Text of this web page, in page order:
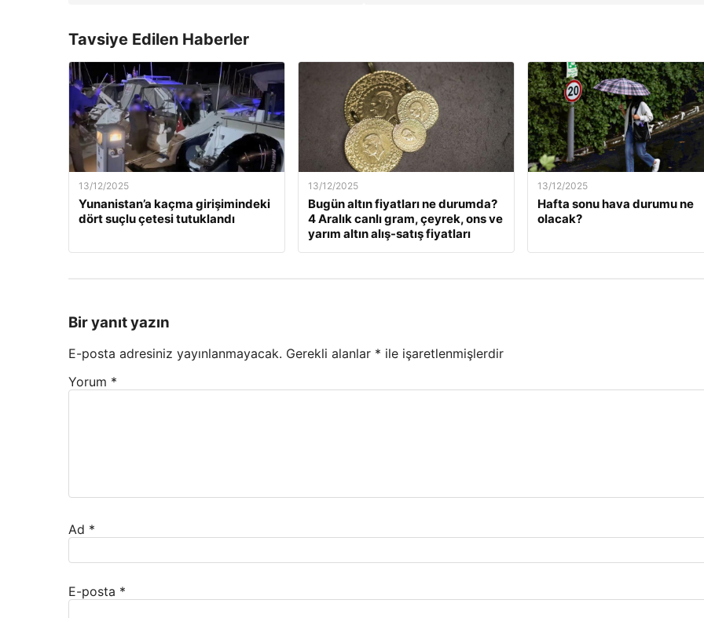
Tavsiye Edilen Haberler
13/12/2025
Yunanistan’a kaçma girişimindeki
dört suçlu çetesi tutuklandı
13/12/2025
Bugün altın fiyatları ne durumda?
4 Aralık canlı gram, çeyrek, ons ve
yarım altın alış-satış fiyatları
13/12/2025
Hafta sonu hava durumu ne
olacak?
Bir yanıt yazın
E-posta adresiniz yayınlanmayacak. Gerekli alanlar * ile işaretlenmişlerdir
Yorum *
Ad *
E-posta *